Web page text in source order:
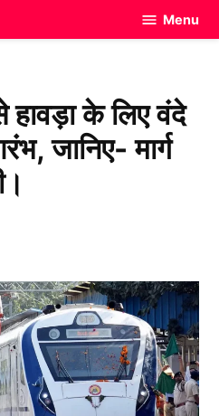
Menu
हावड़ा के लिए वंदे
जानिए- मार्ग